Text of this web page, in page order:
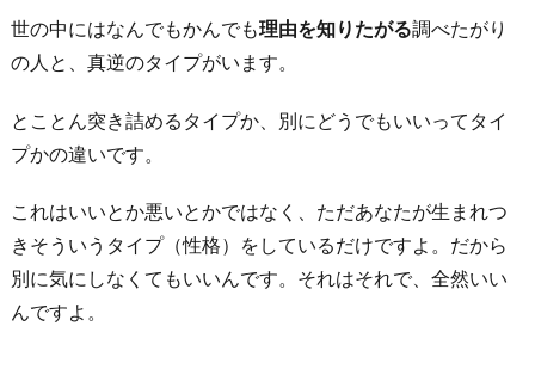
世の中にはなんでもかんでも理由を知りたがる調べたがり
の人と、真逆のタイプがいます。
とことん突き詰めるタイプか、別にどうでもいいってタイ
プかの違いです。
これはいいとか悪いとかではなく、ただあなたが生まれつ
きそういうタイプ（性格）をしているだけですよ。だから
別に気にしなくてもいいんです。それはそれで、全然いい
んですよ。